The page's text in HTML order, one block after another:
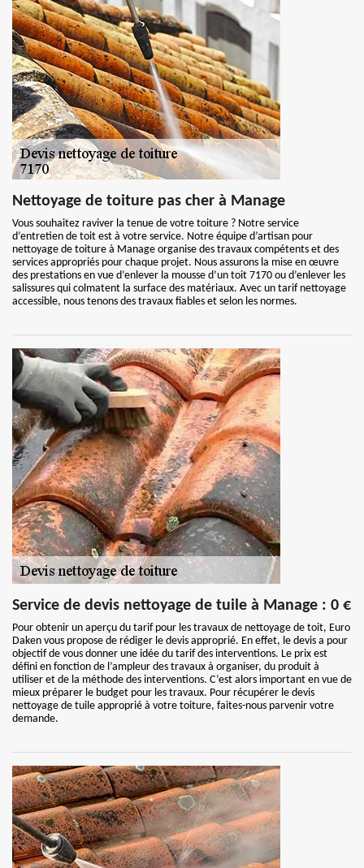
Nettoyage de toiture pas cher à Manage
Vous souhaitez raviver la tenue de votre toiture ? Notre service
d’entretien de toit est à votre service. Notre équipe d’artisan pour
nettoyage de toiture à Manage organise des travaux compétents et des
services appropriés pour chaque projet. Nous assurons la mise en œuvre
des prestations en vue d’enlever la mousse d’un toit 7170 ou d’enlever les
salissures qui colmatent la surface des matériaux. Avec un tarif nettoyage
accessible, nous tenons des travaux fiables et selon les normes.
Service de devis nettoyage de tuile à Manage : 0 €
Pour obtenir un aperçu du tarif pour les travaux de nettoyage de toit, Euro
Daken vous propose de rédiger le devis approprié. En effet, le devis a pour
objectif de vous donner une idée du tarif des interventions. Le prix est
défini en fonction de l’ampleur des travaux à organiser, du produit à
utiliser et de la méthode des interventions. C’est alors important en vue de
mieux préparer le budget pour les travaux. Pour récupérer le devis
nettoyage de tuile approprié à votre toiture, faites-nous parvenir votre
demande.